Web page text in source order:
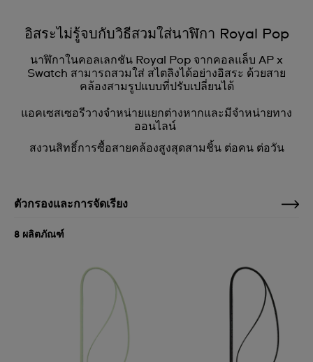
อิสระไม่รู้จบกับวิธีสวมใส่นาฬิกา Royal Pop
นาฬิกาในคอลเลกชัน Royal Pop จากคอลแล็บ AP x
Swatch สามารถสวมใส่ สไตลิงได้อย่างอิสระ ด้วยสาย
คล้องสามรูปแบบที่ปรับเปลี่ยนได้
แอคเซสเซอรีวางจำหน่ายแยกต่างหากและมีจำหน่ายทาง
ออนไลน์
สงวนสิทธิ์การซื้อสายคล้องสูงสุดสามชิ้น ต่อคน ต่อวัน
ตัวกรองและการจัดเรียง
8 ผลิตภัณฑ์